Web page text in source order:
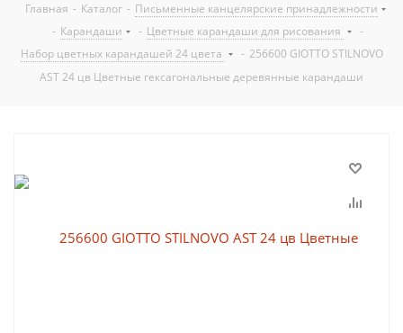
Главная - Каталог - Письменные канцелярские принадлежности
- Карандаши - Цветные карандаши для рисования
-
Набор цветных карандашей 24 цвета
- 256600 GIOTTO STILNOVO
AST 24 цв Цветные гексагональные деревянные карандаши